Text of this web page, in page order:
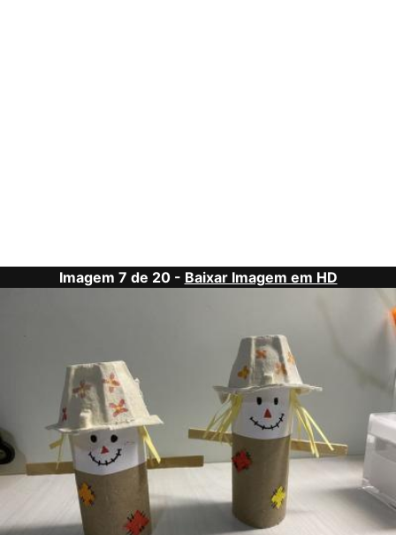
Imagem 7 de 20 - Baixar Imagem em HD